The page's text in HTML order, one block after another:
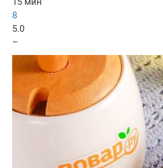
8
5.0
–